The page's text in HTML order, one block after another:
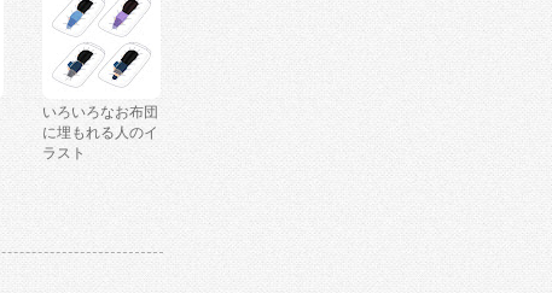
いろいろなお布団
に埋もれる人のイ
ラスト